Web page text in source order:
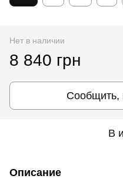
Нет в наличии
8 840 грн
Сообщить,
В
Описание